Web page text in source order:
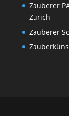
Zauberer
Zürich
Zauberer